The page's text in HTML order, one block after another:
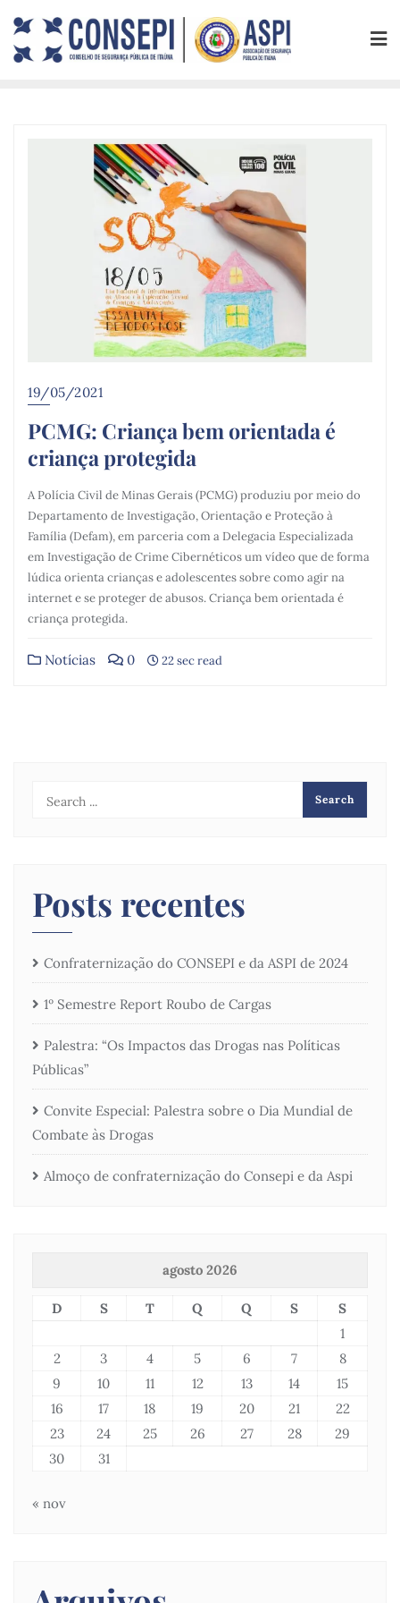
19/05/2021
PCMG: Criança bem orientada é
criança protegida
A Polícia Civil de Minas Gerais (PCMG) produziu por meio do
Departamento de Investigação, Orientação e Proteção à
Família (Defam), em parceria com a Delegacia Especializada
em Investigação de Crime Cibernéticos um vídeo que de forma
lúdica orienta crianças e adolescentes sobre como agir na
internet e se proteger de abusos. Criança bem orientada é
criança protegida.
Notícias 0 22 sec read
Posts recentes
Confraternização do CONSEPI e da ASPI de 2024
1º Semestre Report Roubo de Cargas
Palestra: “Os Impactos das Drogas nas Políticas
Públicas”
Convite Especial: Palestra sobre o Dia Mundial de
Combate às Drogas
Almoço de confraternização do Consepi e da Aspi
agosto 2026
D S T Q Q S
S
1
2
3 4 5 6 7
8
9
10 11 12 13 14
15
16
17 18 19 20 21
22
23
24 25 26 27 28
29
30
31
« nov